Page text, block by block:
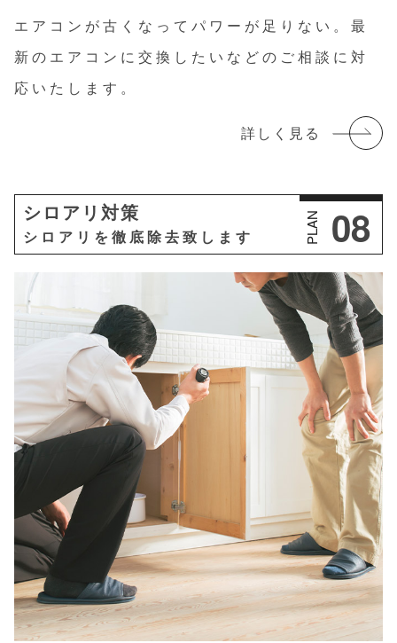
エアコンが古くなってパワーが足りない。 最
新のエアコンに交換したいなどのご相談に対
応いたします。
詳しく見る
シロアリ対策
シロアリを徹底除去致します PLAN 08